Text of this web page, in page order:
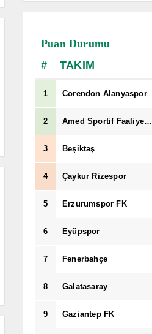
Puan Durumu
TAKIM
1 Corendon Alanyaspor
2 Amed Sportif Faaliyetler
3 Beşiktaş
4 Çaykur Rizespor
5 Erzurumspor FK
6 Eyüpspor
7 Fenerbahçe
8 Galatasaray
9 Gaziantep FK